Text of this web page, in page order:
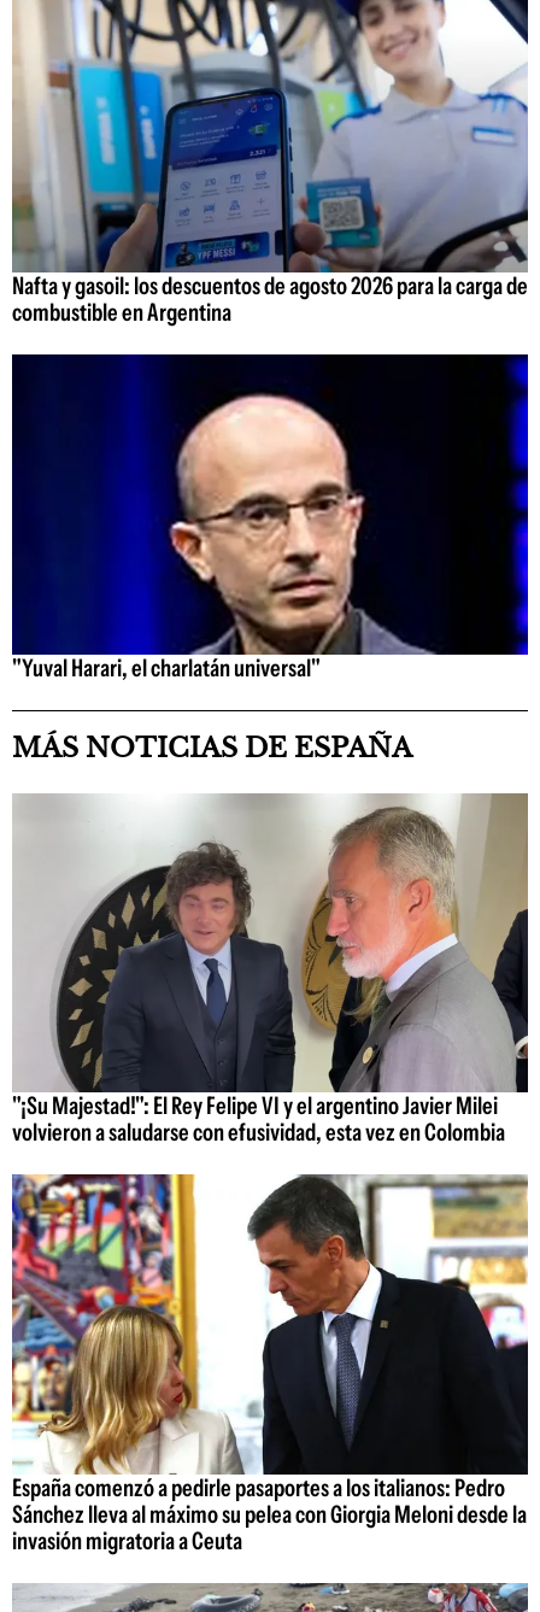
Nafta y gasoil: los descuentos de agosto 2026 para la carga de
combustible en Argentina
"Yuval Harari, el charlatán universal"
MÁS NOTICIAS DE ESPAÑA
"¡Su Majestad!": El Rey Felipe VI y el argentino Javier Milei
volvieron a saludarse con efusividad, esta vez en Colombia
España comenzó a pedirle pasaportes a los italianos: Pedro
Sánchez lleva al máximo su pelea con Giorgia Meloni desde la
invasión migratoria a Ceuta